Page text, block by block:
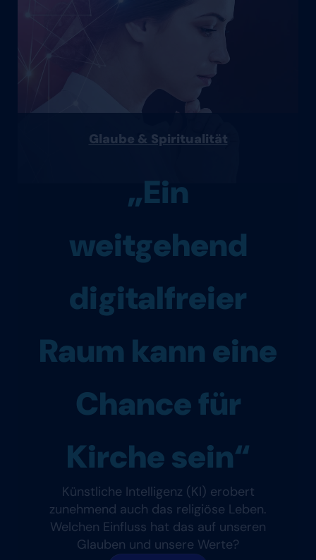
Glaube & Spiritualität
„Ein
weitgehend
digitalfreier
Raum kann eine
Chance für
Kirche sein“
Künstliche Intelligenz (KI) erobert
zunehmend auch das religiöse Leben.
Welchen Einfluss hat das auf unseren
Glauben und unsere Werte?